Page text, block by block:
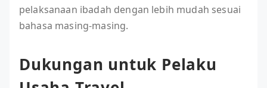
pelaksanaan ibadah dengan lebih mudah sesuai
bahasa masing-masing.
Dukungan untuk Pelaku